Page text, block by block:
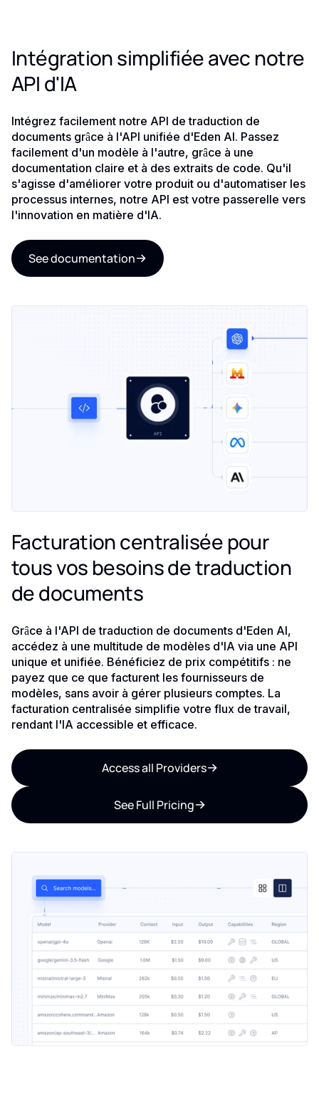
Intégration simplifiée avec notre
API d'IA
Intégrez facilement notre API de traduction de
documents grâce à l'API unifiée d'Eden AI. Passez
facilement d'un modèle à l'autre, grâce à une
documentation claire et à des extraits de code. Qu'il
s'agisse d'améliorer votre produit ou d'automatiser les
processus internes, notre API est votre passerelle vers
l'innovation en matière d'IA.
See documentation
Facturation centralisée pour
tous vos besoins de traduction
de documents
Grâce à l'API de traduction de documents d'Eden AI,
accédez à une multitude de modèles d'IA via une API
unique et unifiée. Bénéficiez de prix compétitifs : ne
payez que ce que facturent les fournisseurs de
modèles, sans avoir à gérer plusieurs comptes. La
facturation centralisée simplifie votre flux de travail,
rendant l'IA accessible et efficace.
Access all Providers
See Full Pricing